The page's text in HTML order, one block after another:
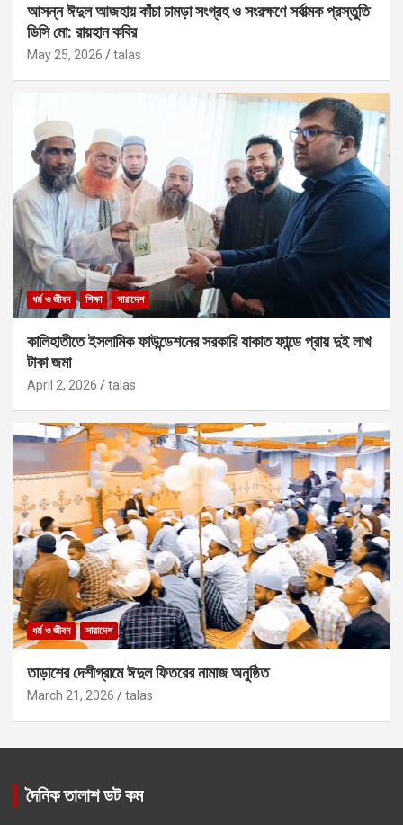
আসন্ন ঈদুল আজহায় কাঁচা চামড়া সংগ্রহ ও সংরক্ষণে সর্বাত্মক প্রস্তুতি
ডিসি মো: রায়হান কবির
May 25, 2026 talas
ধর্ম ও জীবন শিক্ষা সারাদেশ
কালিহাতীতে ইসলামিক ফাউন্ডেশনের সরকারি যাকাত ফান্ডে প্রায় দুই লাখ
টাকা জমা
April 2, 2026 talas
ধর্ম ও জীবন সারাদেশ
তাড়াশের দেশীগ্রামে ঈদুল ফিতরের নামাজ অনুষ্ঠিত
March 21, 2026 talas
দৈনিক তালাশ ডট কম